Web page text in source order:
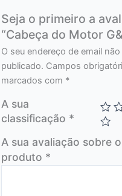
Seja o primeiro a
“Cabeça do Motor
O seu endereço de email não
publicado. Campos
marcados com *
A sua
classificação *
A sua avaliação sobre o
produto *